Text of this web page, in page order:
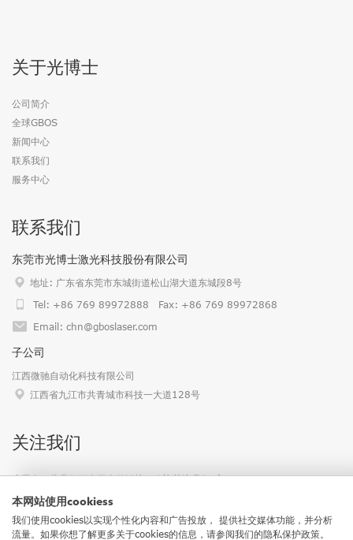
关于光博士
公司简介
全球GBOS
新闻中心
联系我们
服务中心
联系我们
东莞市光博士激光科技股份有限公司
地址: 广东省东莞市东城街道松山湖大道东城段8号
Tel: +86 769 89972888 Fax: +86 769 89972868
Email: chn@gboslaser.com
子公司
江西微驰自动化科技有限公司
江西省九江市共青城市科技一大道128号
关注我们
这里有一些我们更多平台的链接，欢迎关注我们 :)
本网站使用cookiess
我们使用cookies以实现个性化内容和广告投放， 提供社交媒体功能，并分析
流量。如果你想了解更多关于cookies的信息，请参阅我们的隐私保护政策。